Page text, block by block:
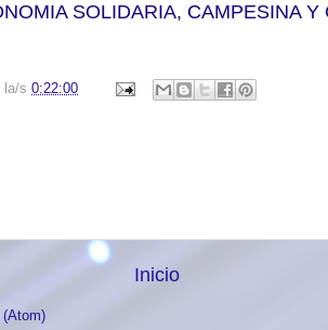
SOLIDARIA, CAMPESINA Y
la/s 0:22:00
Inicio
(Atom)